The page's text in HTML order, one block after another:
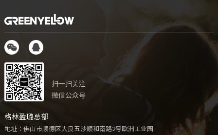
扫一扫关注
微信公众号
格林盈璐总部
地址：佛山市顺德区大良五沙顺和南路2号欧洲工业园